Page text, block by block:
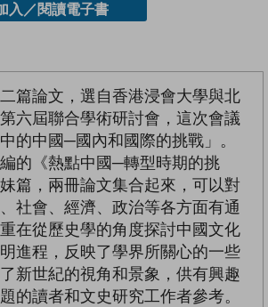
入／閱讀電子書
篇論文，選自香港浸會大學與北
六屆聯合學術研討會，這次會議
的中國─國內和國際的挑戰」。
的《熱點中國─轉型時期的挑
篇，兩冊論文集合起來，可以對
社會、經濟、政治等各方面有通
在從歷史學的角度探討中國文化
進程，反映了學界所關心的一些
新世紀的視角和景象，供有興趣
的讀者和文史研究工作者參考。